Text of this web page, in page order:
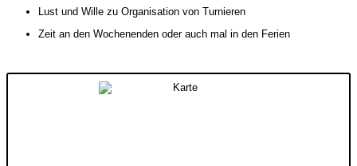
Lust und Wille zu Organisation von Turnieren
Zeit an den Wochenenden oder auch mal in den Ferien